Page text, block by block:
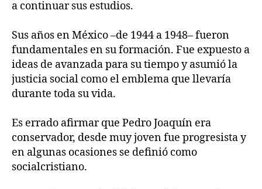
a continuar sus estudios.
Sus años en México –de 1944 a 1948– fueron
fundamentales en su formación. Fue expuesto a
ideas de avanzada para su tiempo y asumió la
justicia social como el emblema que llevaría
durante toda su vida.
Es errado afirmar que Pedro Joaquín era
conservador, desde muy joven fue progresista y
en algunas ocasiones se definió como
socialcristiano.